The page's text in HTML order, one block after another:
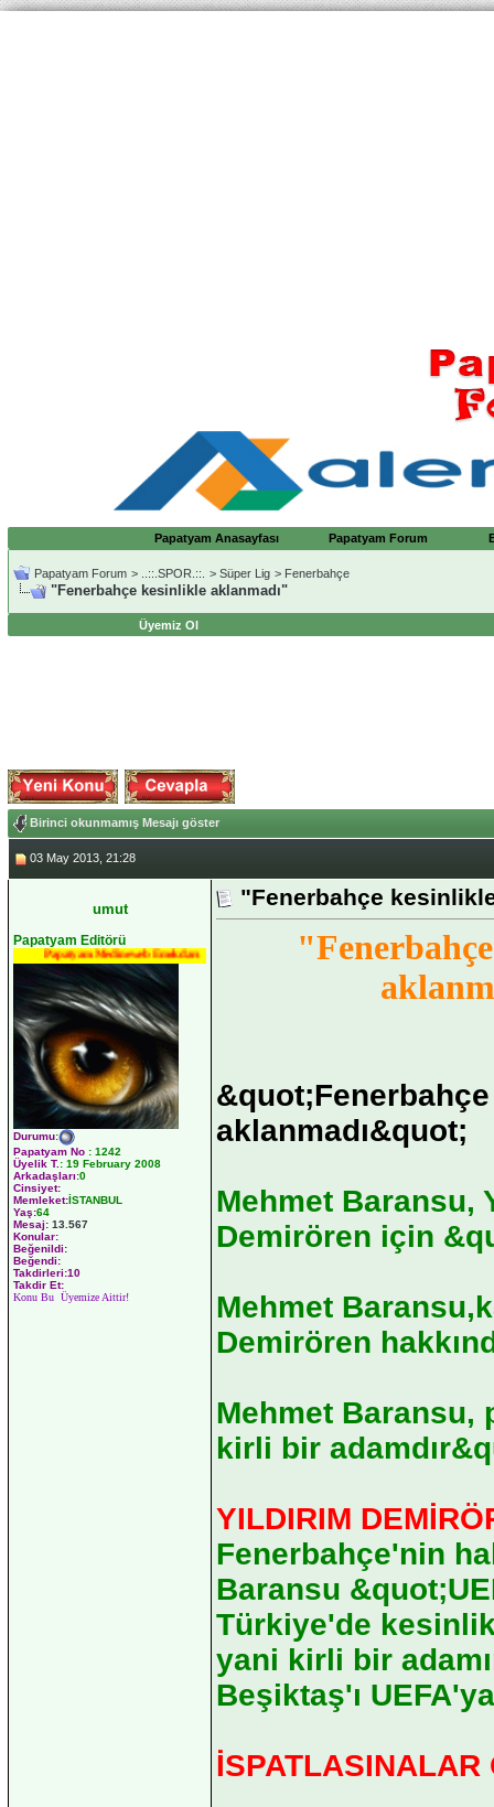
Papatyam Anasayfası Papatyam Forum
Papatyam Forum > ..::.SPOR.::. > Süper Lig > Fenerbahçe
"Fenerbahçe kesinlikle aklanmadı"
Üyemiz Ol
Birinci okunmamış Mesajı göster
03 May 2013, 21:28
umut
Papatyam Editörü
Papatyam Medineweb Emekdarı
Durumu:
Papatyam No : 1242
Üyelik T.: 19 February 2008
Arkadaşları:0
Cinsiyet:
Memleket:İSTANBUL
Yaş:64
Mesaj: 13.567
Konular:
Beğenildi:
Beğendi:
Takdirleri:10
Takdir Et:
Konu Bu Üyemize Aittir!
"Fenerbahçe
aklanmadı&quot;
Mehmet Baransu,
Demirören için
Mehmet
Demirören
Mehmet Baransu,
kirli bir
YILDIRIM
Fenerbahçe'nin
Baransu
Türkiye'de
yani kirli bir
Beşiktaş'ı